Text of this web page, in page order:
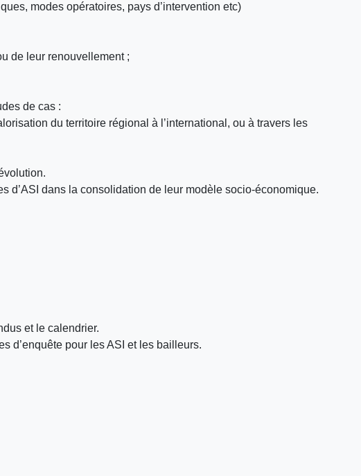
modes opératoires, pays d’intervention etc)
de leur renouvellement ;
de cas :
du territoire régional à l’international, ou à travers les
d’ASI dans la consolidation de leur modèle socio-économique.
et le calendrier.
d’enquête pour les ASI et les bailleurs.